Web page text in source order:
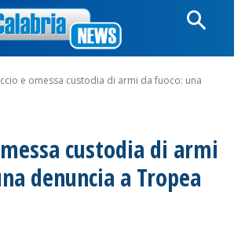
e omessa custodia di armi da fuoco: una
custodia di armi
denuncia a Tropea